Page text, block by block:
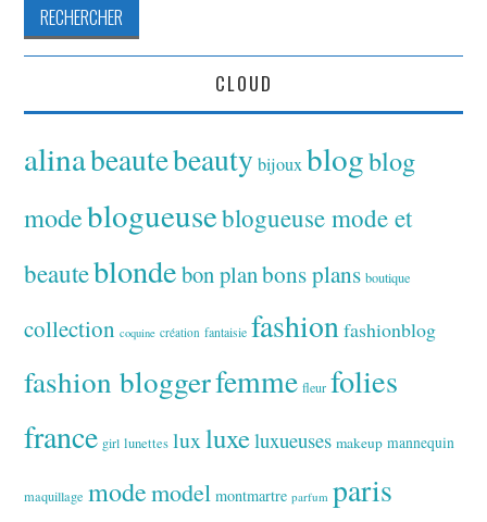
CLOUD
alinabeautebeauty bijoux blogblog
modeblogueuseblogueuse mode et
beauteblondebon planbons plans boutique
collection coquine création fantaisie fashionfashionblog
fashion bloggerfemme fleur folies
france girl lunettes luxluxeluxueuses makeup mannequin
maquillage modemodel montmartre parfum paris